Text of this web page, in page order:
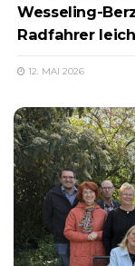
Wesseling-
Radfahrer
12. MAI 2026